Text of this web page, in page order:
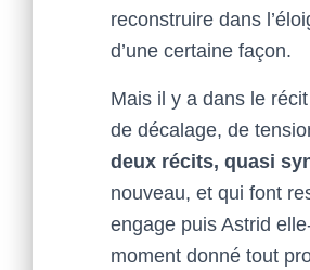
reconstruire dans
d’une certaine façon.
Mais il y a dans le
de décalage, de
deux récits, quasi
nouveau, et qui font
engage puis Astrid
moment donné tout